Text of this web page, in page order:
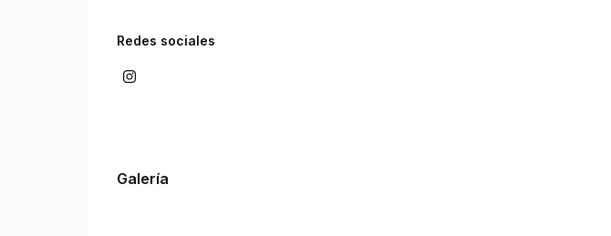
Redes sociales
Galería